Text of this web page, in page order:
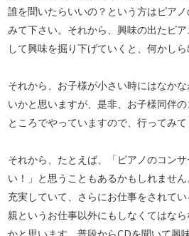
誰を聞いたらいいの？という方はピア
みて下さい。それから、興味の出たピ
して興味を掘り下げていくと、何かし
それから、お子様が小さい時にはなか
いかと思いますが、是非、お子様同伴
ところでやっていますので、行ってみて
それから、たとえば、「ピアノのコン
い！」と思うこともあるかもしれませ
充実していて、さらにお仕事をされて
親というお仕事以外にもしなくてはな